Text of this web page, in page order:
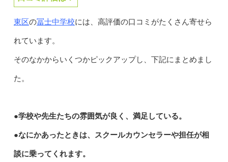
東区の冨士中学校には、高評価の口コミがたくさん寄せら
れています。
そのなかからいくつかピックアップし、下記にまとめまし
た。
●学校や先生たちの雰囲気が良く、満足している。
●なにかあったときは、スクールカウンセラーや担任が相
談に乗ってくれます。